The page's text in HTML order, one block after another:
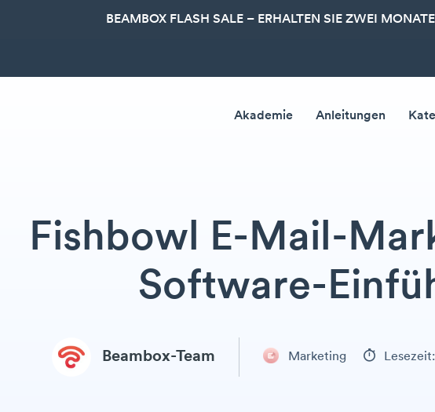
BEAMBOX FLASH SALE – ERHALTEN SIE ZWEI
Akademie Anleitungen
Fishbowl E-Mail-
Software-
Beambox-Team Marketing